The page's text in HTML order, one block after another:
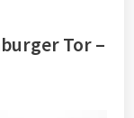
Tor –